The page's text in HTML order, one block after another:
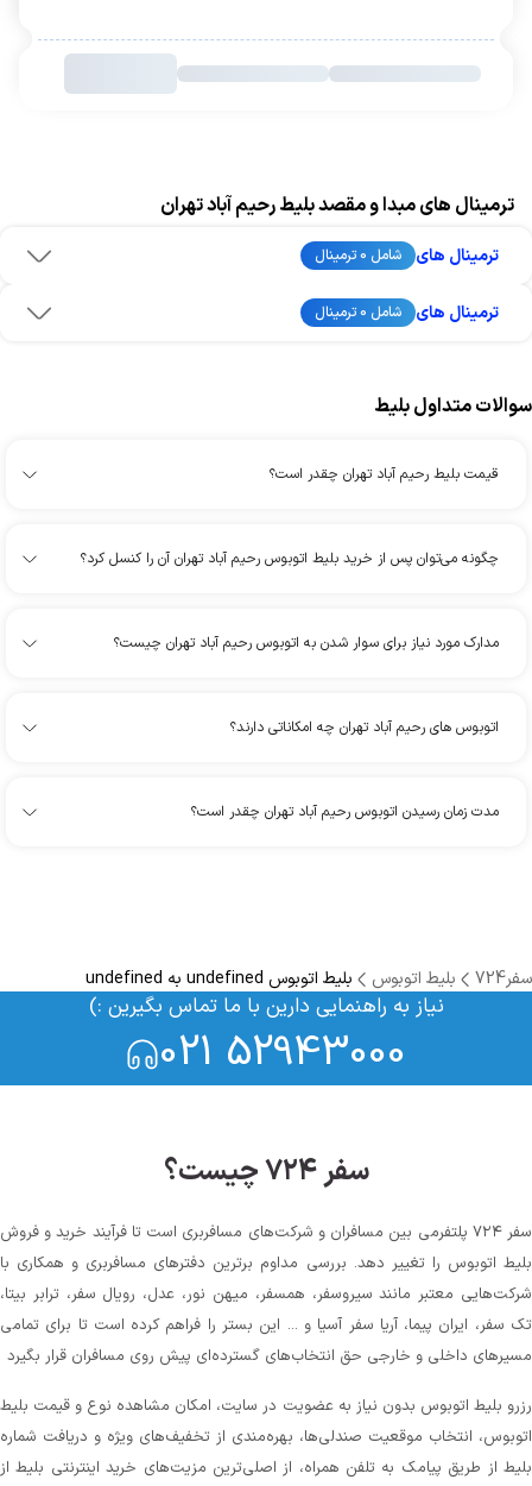
ترمینال های مبدا و مقصد بلیط رحیم آباد تهران
ترمینال های شامل 0 ترمینال
ترمینال های شامل 0 ترمینال
سوالات متداول بلیط
قیمت بلیط رحیم آباد تهران چقدر است؟
چگونه می‌توان پس از خرید بلیط اتوبوس رحیم آباد تهران آن را کنسل کرد؟
مدارک مورد نیاز برای سوار شدن به اتوبوس رحیم آباد تهران چیست؟
اتوبوس های رحیم آباد تهران چه امکاناتی دارند؟
مدت زمان رسیدن اتوبوس رحیم آباد تهران چقدر است؟
سفر724 بلیط اتوبوس بلیط اتوبوس undefined به undefined
نیاز به راهنمایی دارین با ما تماس بگیرین :)
021 52943000
سفر ۷۲۴ چیست؟
سفر ۷۲۴ پلتفرمی بین مسافران و شرکت‌های مسافربری است تا فرآیند خرید و فروش
بلیط اتوبوس را تغییر دهد. بررسی مداوم برترین دفترهای مسافربری و همکاری با
شرکت‌هایی معتبر مانند سیروسفر، همسفر، میهن‌ نور، عدل، رویال سفر، ترابر بیتا،
تک سفر، ایران پیما، آریا سفر آسیا و ... این بستر را فراهم کرده است تا برای تمامی
مسیرهای داخلی و خارجی حق انتخاب‌های گسترده‌ای پیش روی مسافران قرار بگیرد
رزرو بلیط اتوبوس بدون نیاز به عضویت در سایت، امکان مشاهده نوع و قیمت بلیط
اتوبوس، انتخاب موقعیت صندلی‌ها، بهره‌مندی از تخفیف‌های ویژه و دریافت شماره‌
بلیط از طریق پیامک به تلفن همراه، از اصلی‌ترین مزیت‌های خرید اینترنتی بلیط از